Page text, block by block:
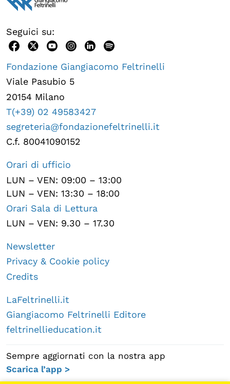
Seguici su:
Fondazione Giangiacomo Feltrinelli
Viale Pasubio 5
20154 Milano
T(+39) 02 49583427
segreteria@fondazionefeltrinelli.it
C.f. 80041090152
Orari di ufficio
LUN – VEN: 09:00 – 13:00
LUN – VEN: 13:30 – 18:00
Orari Sala di Lettura
LUN – VEN: 9.30 – 17.30
Newsletter
Privacy & Cookie policy
Credits
LaFeltrinelli.it
Giangiacomo Feltrinelli Editore
feltrinellieducation.it
Sempre aggiornati con la nostra app
Scarica l’app >